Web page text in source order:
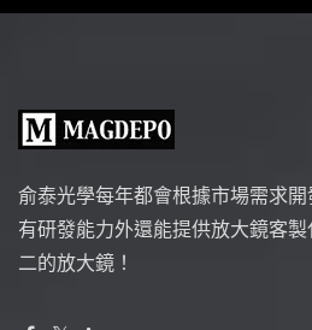
俞泰光學每年都會根據市場需求
有研發能力外還能提供放大鏡客
二的放大鏡！